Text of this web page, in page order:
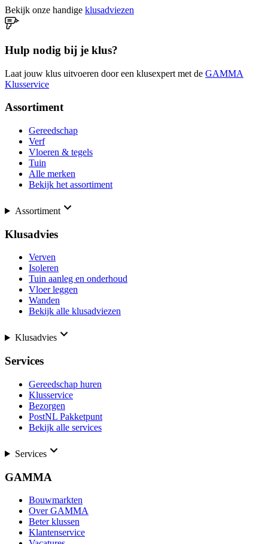
Bekijk onze handige klusadviezen
Hulp nodig bij je klus?
Laat jouw klus uitvoeren door een klusexpert met de GAMMA
Klusservice
Assortiment
Gereedschap
Verf
Vloeren & tegels
Tuin
Alle merken
Bekijk het assortiment
Assortiment
Klusadvies
Verven
Isoleren
Tuin aanleg en onderhoud
Vloer leggen
Wanden
Bekijk alle klusadviezen
Klusadvies
Services
Gereedschap huren
Klusservice
Bezorgen
PostNL Pakketpunt
Bekijk alle services
Services
GAMMA
Bouwmarkten
Over GAMMA
Beter klussen
Klantenservice